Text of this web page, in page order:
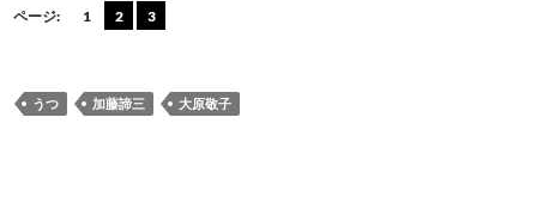
e e
o
ページ: 1 2 3
うつ 加藤諦三 大原敬子